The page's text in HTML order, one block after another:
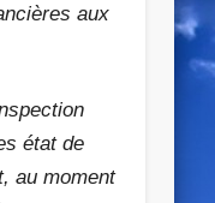
aux
état de
au moment